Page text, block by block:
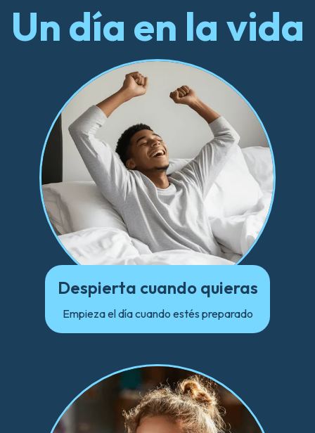
Un día en la vida
Despierta cuando quieras
Empieza el día cuando estés preparado